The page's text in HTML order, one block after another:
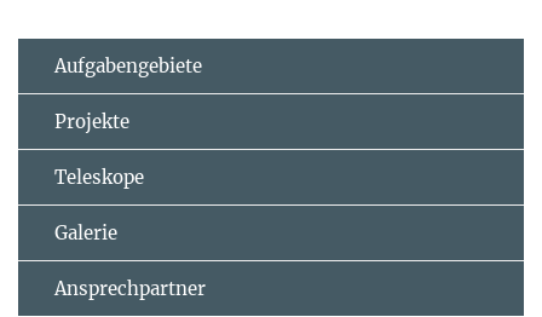
Aufgabengebiete
Projekte
Teleskope
Galerie
Ansprechpartner